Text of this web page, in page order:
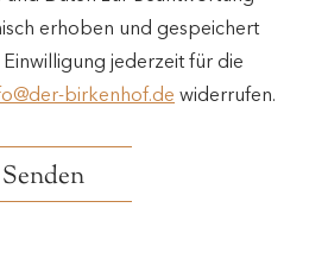
erhoben und gespeichert
jederzeit für die
birkenhof.de widerrufen.